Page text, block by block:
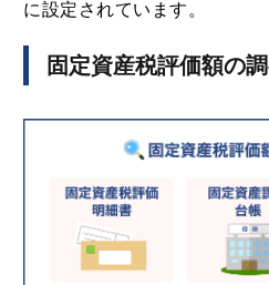
一般的な目安としては、
請負代金の50%から60%程度
固定資産税評価額の